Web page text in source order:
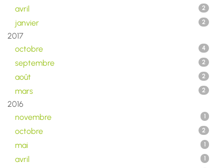
avril 2
janvier 2
2017
octobre
4
septembre 2
août 2
mars 2
2016
novembre
1
octobre 2
mai 1
avril 1